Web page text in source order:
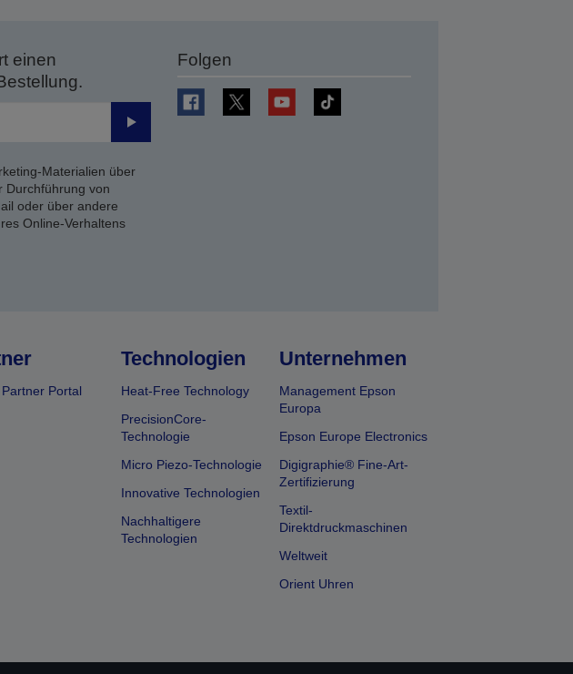
einen
Senden
Materialien über
Durchführung von
oder über andere
Online-Verhaltens
Folgen
Portal
Technologien
Heat-Free Technology
PrecisionCore-
Technologie
Micro Piezo-Technologie
Innovative Technologien
Nachhaltigere
Technologien
Unternehmen
Management Epson
Europa
Epson Europe Electronics
Digigraphie® Fine-Art-
Zertifizierung
Textil-
Direktdruckmaschinen
Weltweit
Orient Uhren